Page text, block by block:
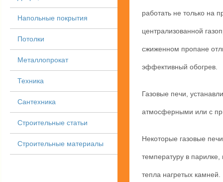
Напольные покрытия
Потолки
Металлопрокат
Техника
Сантехника
Строительные статьи
Строительные материалы
работать не только на
централизованной
сжиженном пропане
эффективный обогрев.
Газовые печи,
атмосферными или с
Некоторые газовые
температуру в парилке,
тепла нагретых